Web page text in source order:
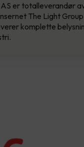
er totalleverandør
The Light
komplette